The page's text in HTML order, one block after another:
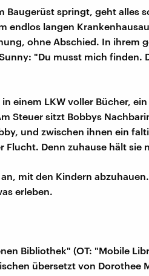
Baugerüst springt, geht alles
endlos langen
ohne Abschied. In ihrem
"Du musst mich finden.
einem LKW voller Bücher,
Steuer sitzt Bobbys
und zwischen ihnen ein
Flucht. Denn zuhause hält sie
mit den Kindern
erleben.
Bibliothek" (OT: "Mobile
übersetzt von Dorothee